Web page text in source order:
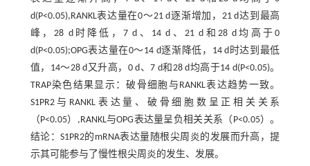
d(P<0.05),RANKL表达量在0～21 d逐渐增加，21 d达到最高
峰，28 d时降低，7 d、14 d、21 d和28 d均高于0
d(P<0.05);OPG表达量在0～14 d逐渐降低，14 d时达到最低
值，14～28 d又升高，0 d、7 d和28 d均高于14 d(P<0.05)。
TRAP染色结果显示：破骨细胞与RANKL表达趋势一致。
S1PR2与RANKL表达量、破骨细胞数呈正相关关系
（P<0.05）,RANKL与OPG表达量呈负相关关系（P<0.05）。
结论：S1PR2的mRNA表达量随根尖周炎的发展而升高，提
示其可能参与了慢性根尖周炎的发生、发展。